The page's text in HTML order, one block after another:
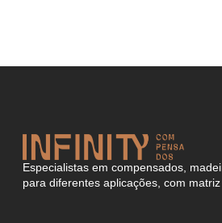
Especialistas em compensados,
para diferentes aplicações, com